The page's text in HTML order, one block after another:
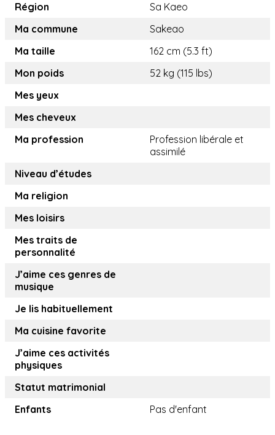
Région
Sa Kaeo
Ma commune
Sakeao
Ma taille
162 cm (5.3 ft)
Mon poids
52 kg (115 lbs)
Mes yeux
Mes cheveux
Ma profession
Profession libérale et
assimilé
Niveau d’études
Ma religion
Mes loisirs
Mes traits de
personnalité
J’aime ces genres de
musique
Je lis habituellement
Ma cuisine favorite
J’aime ces activités
physiques
Statut matrimonial
Enfants
Pas d'enfant